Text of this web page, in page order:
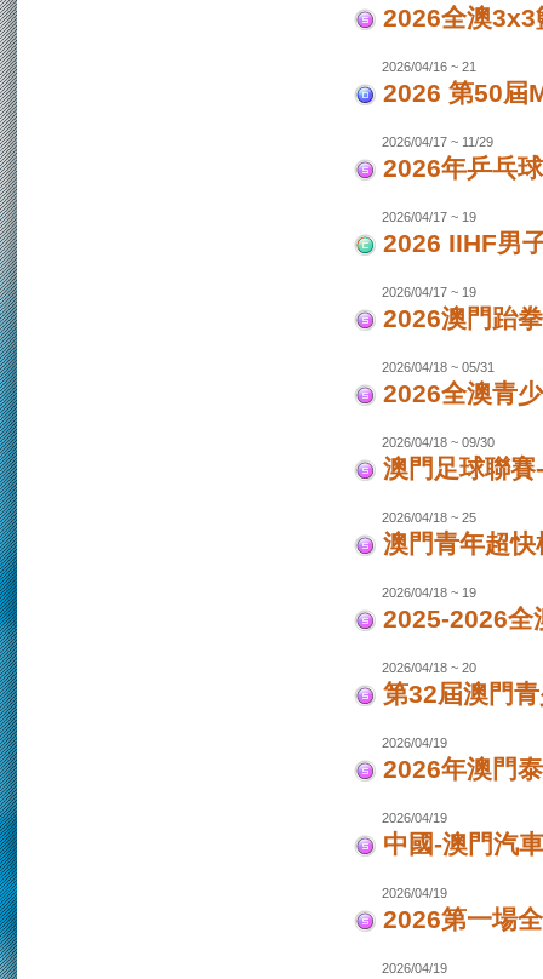
2026全澳3x3
2026/04/16 ~ 21
2026 第50屆
2026/04/17 ~ 11/29
2026年乒乓
2026/04/17 ~ 19
2026 IIHF男
2026/04/17 ~ 19
2026澳門跆
2026/04/18 ~ 05/31
2026全澳青
2026/04/18 ~ 09/30
澳門足球聯
2026/04/18 ~ 25
澳門青年超快
2026/04/18 ~ 19
2025-2026全
2026/04/18 ~ 20
第32屆澳門
2026/04/19
2026年澳門
2026/04/19
中國-澳門汽
2026/04/19
2026第一場
2026/04/19